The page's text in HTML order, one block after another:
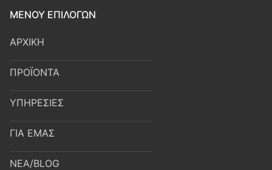
ΜΕΝΟΥ ΕΠΙΛΟΓΩΝ
ΑΡΧΙΚΗ
ΠΡΟΪΟΝΤΑ
ΥΠΗΡΕΣΙΕΣ
ΓΙΑ ΕΜΑΣ
ΝΕΑ/BLOG